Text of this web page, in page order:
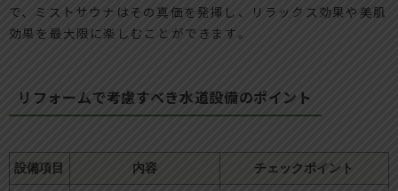
で、ミストサウナはその真価を発揮し、リラックス効果や美肌
効果を最大限に楽しむことができます。
リフォームで考慮すべき水道設備のポイント
設備項目 内容 チェックポイント